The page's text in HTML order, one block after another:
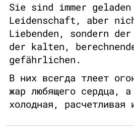
Sie sind immer
Leidenschaft, aber
Liebenden, sondern
der kalten,
gefährlichen.
В них всегда тлеет
жар любящего сердца, а
холодная, расчетливая